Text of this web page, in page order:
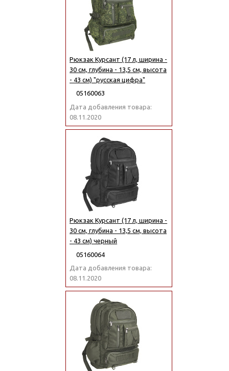
Рюкзак Курсант (17 л, ширина -
30 см, глубина - 13,5 см, высота
- 43 см) "русская цифра"
05160063
Дата добавления товара:
08.11.2020
Рюкзак Курсант (17 л, ширина -
30 см, глубина - 13,5 см, высота
- 43 см) черный
05160064
Дата добавления товара:
08.11.2020